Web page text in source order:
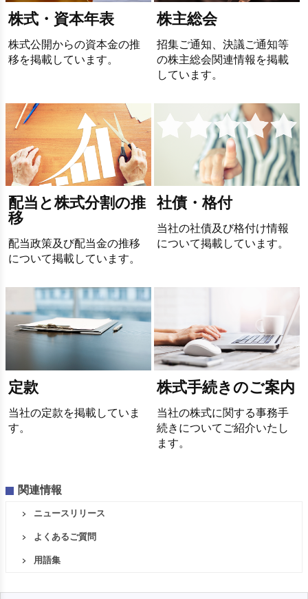
株式・資本年表
株式公開からの資本金の推
移を掲載しています。
株主総会
招集ご通知、決議ご通知等
の株主総会関連情報を掲載
しています。
配当と株式分割の推
移
配当政策及び配当金の推移
について掲載しています。
社債・格付
当社の社債及び格付け情報
について掲載しています。
定款
当社の定款を掲載していま
す。
株式手続きのご案内
当社の株式に関する事務手
続きについてご紹介いたし
ます。
関連情報
ニュースリリース
よくあるご質問
用語集